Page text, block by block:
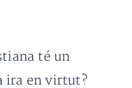
té un
ira en virtut?